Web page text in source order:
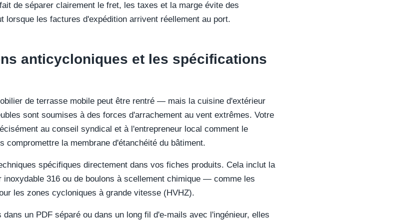
de séparer clairement le fret, les taxes et la marge évite des
les factures d'expédition arrivent réellement au port.
anticycloniques et les spécifications
de terrasse mobile peut être rentré — mais la cuisine d'extérieur
sont soumises à des forces d'arrachement au vent extrêmes. Votre
au conseil syndical et à l'entrepreneur local comment le
compromettre la membrane d'étanchéité du bâtiment.
spécifiques directement dans vos fiches produits. Cela inclut la
316 ou de boulons à scellement chimique — comme les
les zones cycloniques à grande vitesse (HVHZ).
un PDF séparé ou dans un long fil d'e-mails avec l'ingénieur, elles